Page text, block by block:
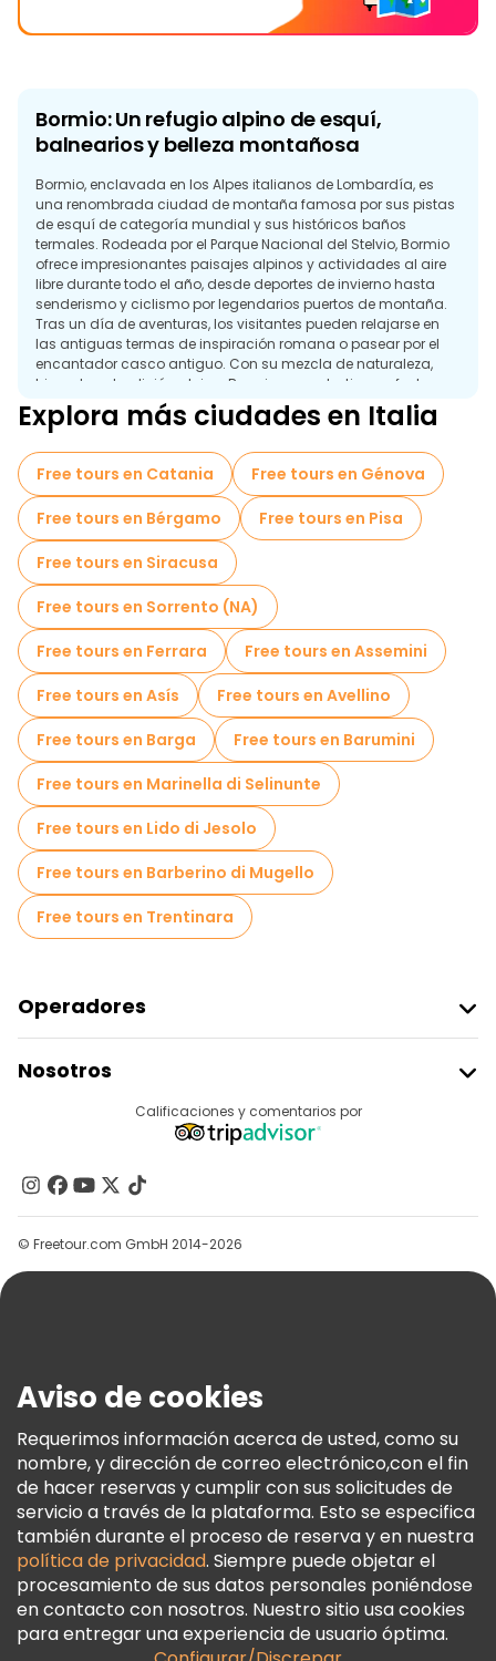
Bormio: Un refugio alpino de esquí,
balnearios y belleza montañosa
Bormio, enclavada en los Alpes italianos de Lombardía, es
una renombrada ciudad de montaña famosa por sus pistas
de esquí de categoría mundial y sus históricos baños
termales. Rodeada por el Parque Nacional del Stelvio, Bormio
ofrece impresionantes paisajes alpinos y actividades al aire
libre durante todo el año, desde deportes de invierno hasta
senderismo y ciclismo por legendarios puertos de montaña.
Tras un día de aventuras, los visitantes pueden relajarse en
las antiguas termas de inspiración romana o pasear por el
encantador casco antiguo. Con su mezcla de naturaleza,
bienestar y tradición alpina, Bormio es un destino perfecto
tanto para el relax como para la aventura.
Explora más ciudades en Italia
Free tours en Catania
Free tours en Génova
Free tours en Bérgamo
Free tours en Pisa
Free tours en Siracusa
Free tours en Sorrento (NA)
Free tours en Ferrara
Free tours en Assemini
Free tours en Asís
Free tours en Avellino
Free tours en Barga
Free tours en Barumini
Free tours en Marinella di Selinunte
Free tours en Lido di Jesolo
Free tours en Barberino di Mugello
Free tours en Trentinara
Operadores
Acceder Como Proveedor
Programa De Afiliados
Nosotros
Contacto
Grupos
Ayuda
Términos E Información Legal
Política De Cookies
Freetour Premios
Programa De Fidelidad
Calificaciones y comentarios por
© Freetour.com GmbH 2014-2026
Aviso de cookies
Requerimos información acerca de usted, como su
nombre, y dirección de correo electrónico,con el fin
de hacer reservas y cumplir con sus solicitudes de
servicio a través de la plataforma. Esto se especifica
también durante el proceso de reserva y en nuestra
política de privacidad. Siempre puede objetar el
procesamiento de sus datos personales poniéndose
en contacto con nosotros. Nuestro sitio usa cookies
para entregar una experiencia de usuario óptima.